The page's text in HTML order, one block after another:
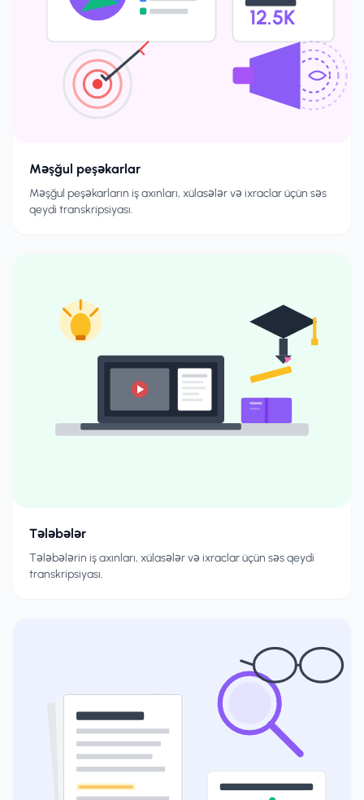
12.5K
Məşğul peşəkarlar
Məşğul peşəkarların iş axınları, xülasələr və ixraclar üçün səs
qeydi transkripsiyası.
Tələbələr
Tələbələrin iş axınları, xülasələr və ixraclar üçün səs qeydi
transkripsiyası.